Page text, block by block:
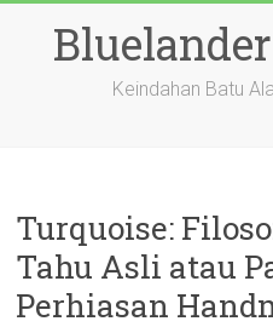
content
Keindahan Batu
Turquoise:
Tahu Asli atau
Perhiasan